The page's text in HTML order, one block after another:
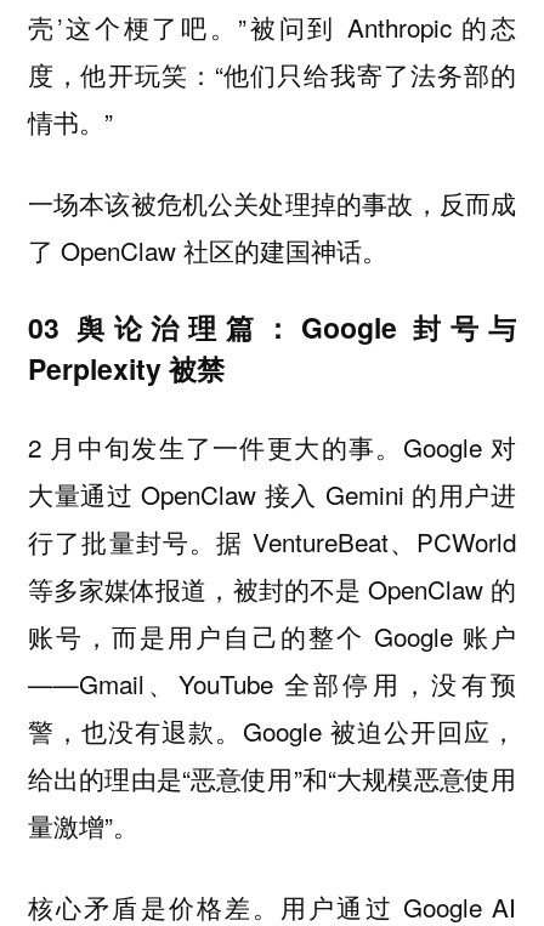
壳’这个梗了吧。”被问到 Anthropic 的态
度，他开玩笑：“他们只给我寄了法务部的
情书。”
一场本该被危机公关处理掉的事故，反而成
了 OpenClaw 社区的建国神话。
03 舆论治理篇：Google 封号与
Perplexity 被禁
2 月中旬发生了一件更大的事。Google 对
大量通过 OpenClaw 接入 Gemini 的用户进
行了批量封号。据 VentureBeat、PCWorld
等多家媒体报道，被封的不是 OpenClaw 的
账号，而是用户自己的整个 Google 账户
——Gmail、YouTube 全部停用，没有预
警，也没有退款。Google 被迫公开回应，
给出的理由是“恶意使用”和“大规模恶意使用
量激增”。
核心矛盾是价格差。用户通过 Google AI